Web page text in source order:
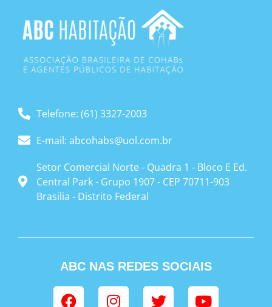
Telefone: (61) 3327-2003
E-mail: abcohabs@uol.com.br
Setor Comercial Norte - Quadra 1 - Bloco E Ed.
Central Park - Grupo 1907 - CEP 70711-903
Brasilia - Distrito Federal
ABC NAS REDES SOCIAIS